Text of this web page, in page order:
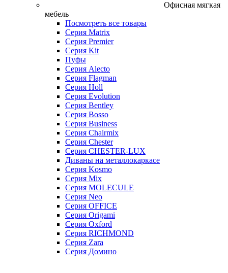
Офисная мягкая
мебель
Посмотреть все товары
Серия Matrix
Серия Premier
Серия Kit
Пуфы
Серия Alecto
Серия Flagman
Серия Holl
Серия Evolution
Серия Bentley
Серия Bosso
Серия Business
Серия Chairmix
Серия Chester
Серия CHESTER-LUX
Диваны на металлокаркасе
Серия Kosmo
Серия Mix
Серия MOLECULE
Серия Neo
Серия OFFICE
Серия Origami
Серия Oxford
Серия RICHMOND
Серия Zara
Серия Домино